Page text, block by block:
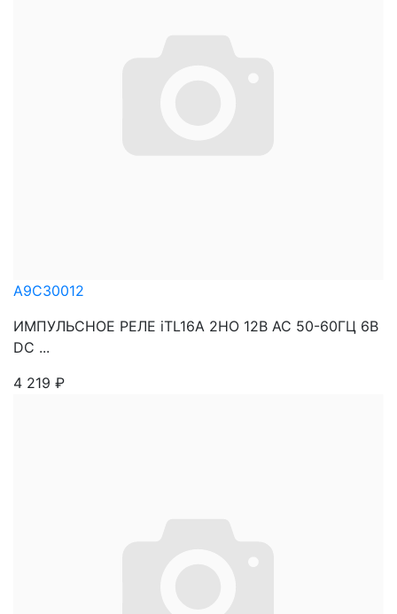
A9C30012
ИМПУЛЬСНОЕ РЕЛЕ iTL16A 2НО 12В АС 50-60ГЦ 6В
DC ...
4 219 ₽